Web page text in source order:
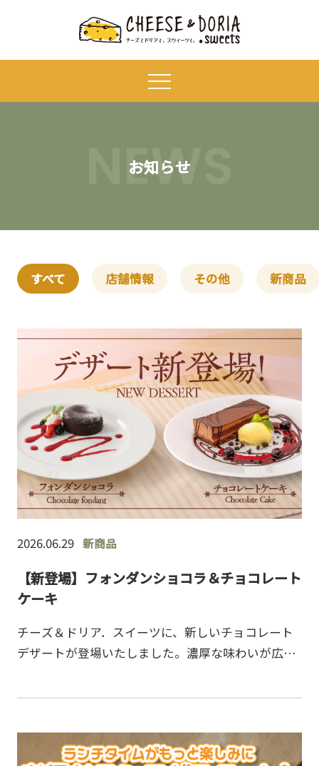
NEWS
お知らせ
すべて 店舗情報 その他 新商品
2026.06.29 新商品
【新登場】フォンダンショコラ＆チョコレート
ケーキ
チーズ＆ドリア．スイーツに、新しいチョコレート
デザートが登場いたしました。濃厚な味わいが広が
上品な甘さが楽しめる「チョコレートケーキ」をご